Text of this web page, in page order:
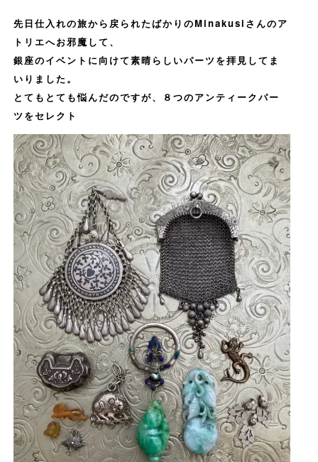
先日仕入れの旅から戻られたばかりのMinakusiさんのア
トリエへお邪魔して、
銀座のイベントに向けて素晴らしいパーツを拝見してま
いりました。
とてもとても悩んだのですが、８つのアンティークパー
ツをセレクト